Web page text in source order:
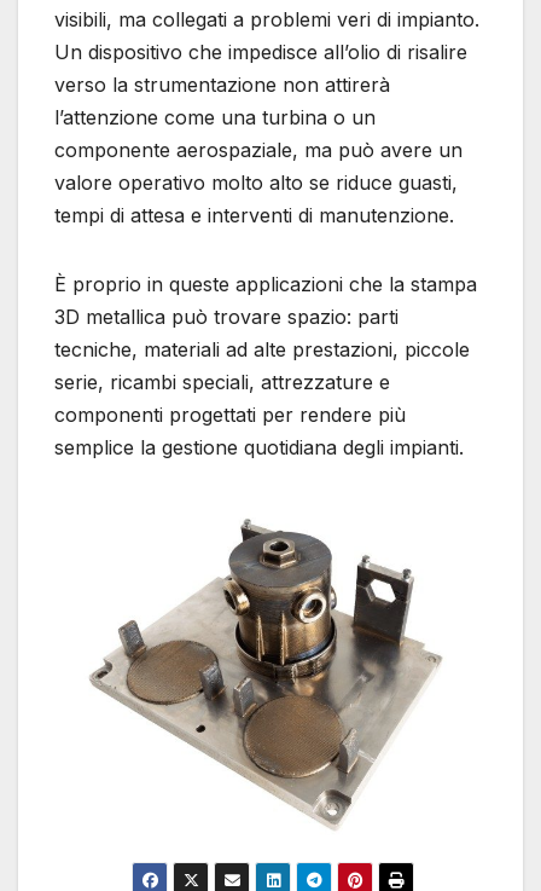
visibili, ma collegati a problemi veri di impianto.
Un dispositivo che impedisce all’olio di risalire
verso la strumentazione non attirerà
l’attenzione come una turbina o un
componente aerospaziale, ma può avere un
valore operativo molto alto se riduce guasti,
tempi di attesa e interventi di manutenzione.
È proprio in queste applicazioni che la stampa
3D metallica può trovare spazio: parti
tecniche, materiali ad alte prestazioni, piccole
serie, ricambi speciali, attrezzature e
componenti progettati per rendere più
semplice la gestione quotidiana degli impianti.